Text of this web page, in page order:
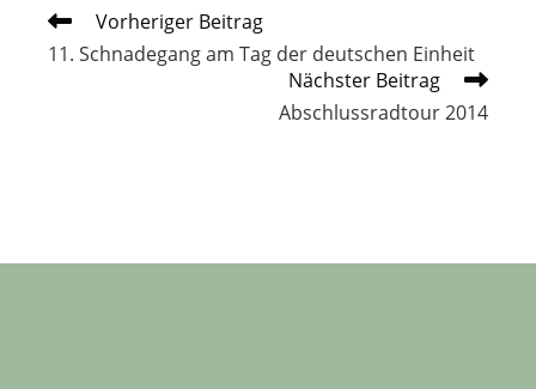
Weitere
Artikel
ansehen
Vorheriger Beitrag
11. Schnadegang am Tag der deutschen Einheit
Nächster Beitrag
Abschlussradtour 2014